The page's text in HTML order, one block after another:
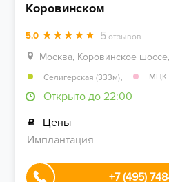
Коровинском
5.0 5 отзывов
Москва, Коровинское шоссе,
Селигерская (333м), МЦК
Открыто до 22:00
Цены
Имплантация
+7 (495)